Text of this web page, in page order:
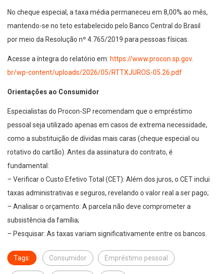
No cheque especial, a taxa média permaneceu em 8,00% ao mês,
mantendo-se no teto estabelecido pelo Banco Central do Brasil
por meio da Resolução nº 4.765/2019 para pessoas físicas.
Acesse a íntegra do relatório em: https://www.procon.sp.gov.
br/wp-content/uploads/2026/05/RTTXJUROS-05.26.pdf
Orientações ao Consumidor
Especialistas do Procon-SP recomendam que o empréstimo
pessoal seja utilizado apenas em casos de extrema necessidade,
como a substituição de dívidas mais caras (cheque especial ou
rotativo do cartão). Antes da assinatura do contrato, é
fundamental:
– Verificar o Custo Efetivo Total (CET): Além dos juros, o CET inclui
taxas administrativas e seguros, revelando o valor real a ser pago;
– Analisar o orçamento: A parcela não deve comprometer a
subsistência da família;
– Pesquisar: As taxas variam significativamente entre os bancos.
Tags: Consumidor Empréstimo pessoal